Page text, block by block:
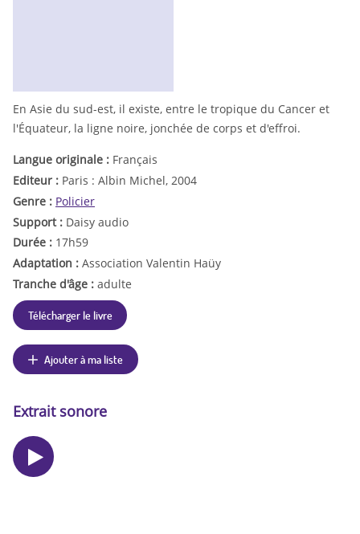
En Asie du sud-est, il existe, entre le tropique du Cancer et
l'Équateur, la ligne noire, jonchée de corps et d'effroi.
Langue originale : Français
Editeur : Paris : Albin Michel, 2004
Genre : Policier
Support : Daisy audio
Durée : 17h59
Adaptation : Association Valentin Haüy
Tranche d'âge : adulte
Télécharger le livre
Ajouter à ma liste
Extrait sonore